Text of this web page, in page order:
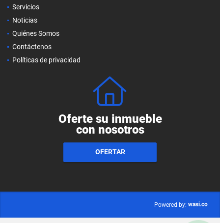
Servicios
Noticias
Quiénes Somos
Contáctenos
Políticas de privacidad
Oferte su inmueble
con nosotros
OFERTAR
Powered by: wasi.co